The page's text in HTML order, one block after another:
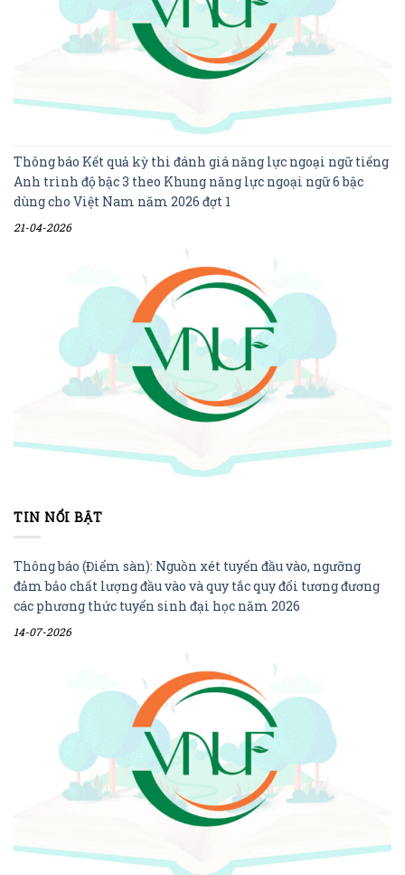
Thông báo Kết quả kỳ thi đánh giá năng lực ngoại ngữ tiếng
Anh trình độ bậc 3 theo Khung năng lực ngoại ngữ 6 bậc
dùng cho Việt Nam năm 2026 đợt 1
21-04-2026
TIN NỔI BẬT
Thông báo (Điểm sàn): Nguồn xét tuyển đầu vào, ngưỡng
đảm bảo chất lượng đầu vào và quy tắc quy đổi tương đương
các phương thức tuyển sinh đại học năm 2026
14-07-2026